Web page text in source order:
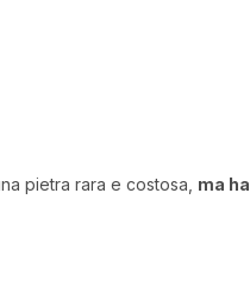
pietra rara e costosa, ma ha